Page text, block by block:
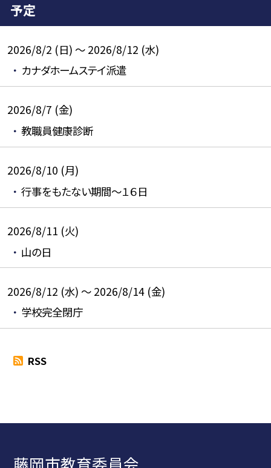
予定
2026/8/2 (日) ～ 2026/8/12 (水)
カナダホームステイ派遣
2026/8/7 (金)
教職員健康診断
2026/8/10 (月)
行事をもたない期間～１６日
2026/8/11 (火)
山の日
2026/8/12 (水) ～ 2026/8/14 (金)
学校完全閉庁
RSS